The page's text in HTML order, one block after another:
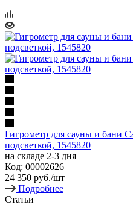
Гигрометр для сауны и бани
подсветкой, 1545820
на складе 2-3 дня
Код: 00002626
24 350 руб./шт
Подробнее
Статьи